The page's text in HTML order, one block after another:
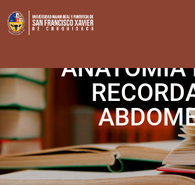
ANATOMÍA